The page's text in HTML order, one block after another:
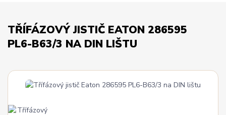
TŘÍFÁZOVÝ JISTIČ EATON 286595
PL6-B63/3 NA DIN LIŠTU